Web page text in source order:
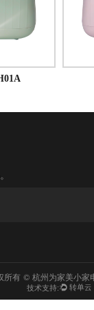
所有 © 杭州为家美小家